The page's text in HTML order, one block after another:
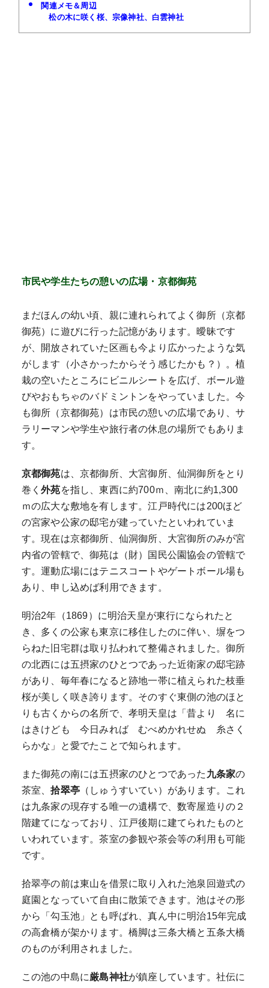
関連メモ＆周辺
松の木に咲く桜、宗像神社、白雲神社
市民や学生たちの憩いの広場・京都御苑
まだほんの幼い頃、親に連れられてよく御所（京都
御苑）に遊びに行った記憶があります。曖昧です
が、開放されていた区画も今より広かったような気
がします（小さかったからそう感じたかも？）。植
栽の空いたところにビニルシートを広げ、ボール遊
びやおもちゃのバドミントンをやっていました。今
も御所（京都御苑）は市民の憩いの広場であり、サ
ラリーマンや学生や旅行者の休息の場所でもありま
す。
京都御苑は、京都御所、大宮御所、仙洞御所をとり
巻く外苑を指し、東西に約700ｍ、南北に約1,300
ｍの広大な敷地を有します。江戸時代には200ほど
の宮家や公家の邸宅が建っていたといわれていま
す。現在は京都御所、仙洞御所、大宮御所のみが宮
内省の管轄で、御苑は（財）国民公園協会の管轄で
す。運動広場にはテニスコートやゲートボール場も
あり、申し込めば利用できます。
明治2年（1869）に明治天皇が東行になられたと
き、多くの公家も東京に移住したのに伴い、塀をつ
らねた旧宅群は取り払われて整備されました。御所
の北西には五摂家のひとつであった近衛家の邸宅跡
があり、毎年春になると跡地一帯に植えられた枝垂
桜が美しく咲き誇ります。そのすぐ東側の池のほと
りも古くからの名所で、孝明天皇は「昔より 名に
はきけども 今日みれば むべめかれせぬ 糸さく
らかな」と愛でたことで知られます。
また御苑の南には五摂家のひとつであった 九条家の
茶室、拾翠亭 （しゅうすいてい）があります。これ
は九条家の現存する唯一の遺構で、数寄屋造りの２
階建てになっており、江戸後期に建てられたものと
いわれています。茶室の参観や茶会等の利用も可能
です。
拾翠亭の前は東山を借景に取り入れた池泉回遊式の
庭園となっていて自由に散策できます。池はその形
から「勾玉池」とも呼ばれ、真ん中に明治15年完成
の高倉橋が架かります。橋脚は三条大橋と五条大橋
のものが利用されました。
この池の中島に厳島神社が鎮座しています。社伝に